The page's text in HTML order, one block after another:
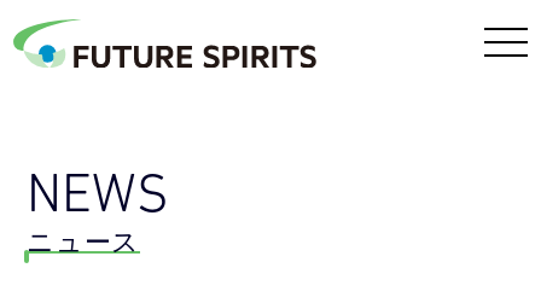
NEWS
ニュース